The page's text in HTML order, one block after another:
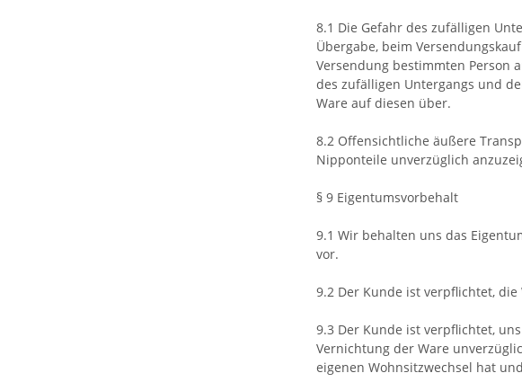
8.1 Die Gefahr des zufälligen
Übergabe, beim
Versendung bestimmten Person
des zufälligen Untergangs und
Ware auf diesen über.
8.2 Offensichtliche äußere
Nipponteile unverzüglich
§ 9 Eigentumsvorbehalt
9.1 Wir behalten uns das
vor.
9.2 Der Kunde ist verpflichtet,
9.3 Der Kunde ist verpflichtet,
Vernichtung der Ware
eigenen Wohnsitzwechsel hat